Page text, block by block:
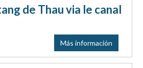
de Thau via le canal
Más información